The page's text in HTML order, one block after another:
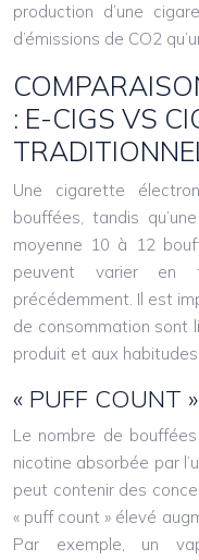
production d’une
d’émissions de CO2
: E-CIGS VS
Une cigarette
bouffées, tandis
moyenne 10 à 12
peuvent varier en
précédemment. Il est
de consommation sont
produit et aux habitudes
« PUFF COUNT
Le nombre de
nicotine absorbée par
peut contenir des
« puff count » élevé
Par exemple, un